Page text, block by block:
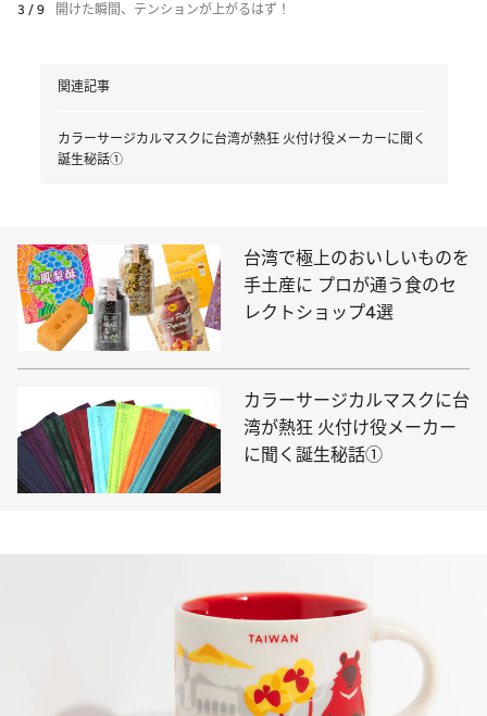
3 / 9 開けた瞬間、テンションが上がるはず！
関連記事
カラーサージカルマスクに台湾が熱狂 火付け役メーカーに聞く
誕生秘話①
台湾で極上のおいしいものを
手土産に プロが通う食のセ
レクトショップ4選
カラーサージカルマスクに台
湾が熱狂 火付け役メーカー
に聞く誕生秘話①